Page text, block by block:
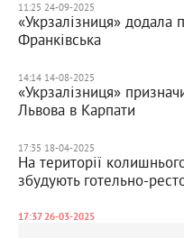
11:25 24-09-2025
«Укрзалізниця» додала
Франківська
14:14 14-08-2025
«Укрзалізниця»
Львова в Карпати
17:35 18-04-2025
На території
збудують готельно-
17:37 26-03-2025